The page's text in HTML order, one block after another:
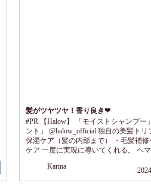
髪がツヤツヤ！香り良き❤
#PR 【Halow】 「モイストシャンプー
ント」 @halow_official 独自の美髪ト
保湿ケア（髪の内部まで） ・毛髪補
ケア 一度に実現に導いてくれる。 ヘ
の 高機能成分配合で 髪の土台から美
ーティームスクの甘い香りがバスル
ャンプータイム。 モイストシャンプ
Karina